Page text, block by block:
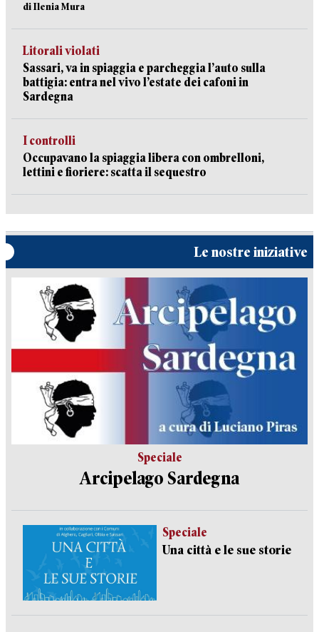
di Ilenia Mura
Litorali violati
Sassari, va in spiaggia e parcheggia l’auto sulla
battigia: entra nel vivo l’estate dei cafoni in
Sardegna
I controlli
Occupavano la spiaggia libera con ombrelloni,
lettini e fioriere: scatta il sequestro
Le nostre iniziative
Speciale
Arcipelago Sardegna
Speciale
Una città e le sue storie